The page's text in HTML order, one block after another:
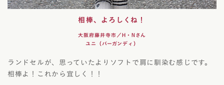
相棒、よろしくね！
大阪府藤井寺市／H・Nさん
ユニ（バーガンディ）
ランドセルが、思っていたよりソフトで肩に馴染む感じです。
相棒よ！これから宜しく！！